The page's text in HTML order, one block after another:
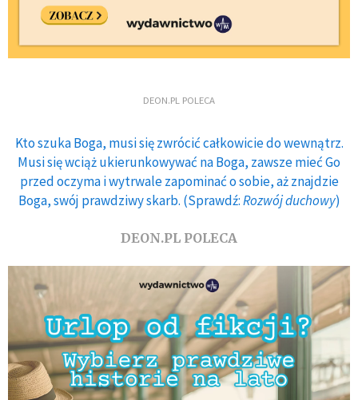
DEON.PL POLECA
Kto szuka Boga, musi się zwrócić całkowicie do wewnątrz.
Musi się wciąż ukierunkowywać na Boga, zawsze mieć Go
przed oczyma i wytrwale zapominać o sobie, aż znajdzie
Boga, swój prawdziwy skarb. (Sprawdź:Rozwój duchowy)
DEON.PL POLECA